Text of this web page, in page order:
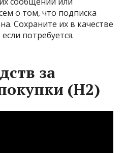
о том, что подписка
Сохраните их в качестве
потребуется.
за
(H2)